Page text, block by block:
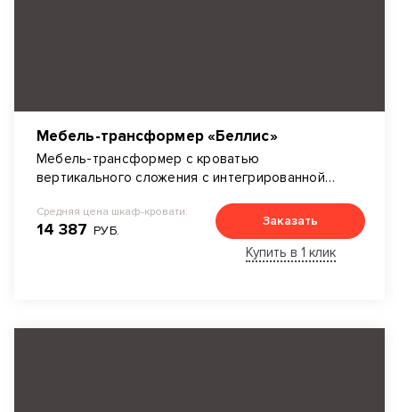
Мебель-трансформер «Беллис»
Мебель-трансформер с кроватью
вертикального сложения с интегрированной
изголовье и много открытых и закрытых зон
Средняя цена шкаф-кровати:
14 387 РУБ.
Заказать
Купить в 1 клик